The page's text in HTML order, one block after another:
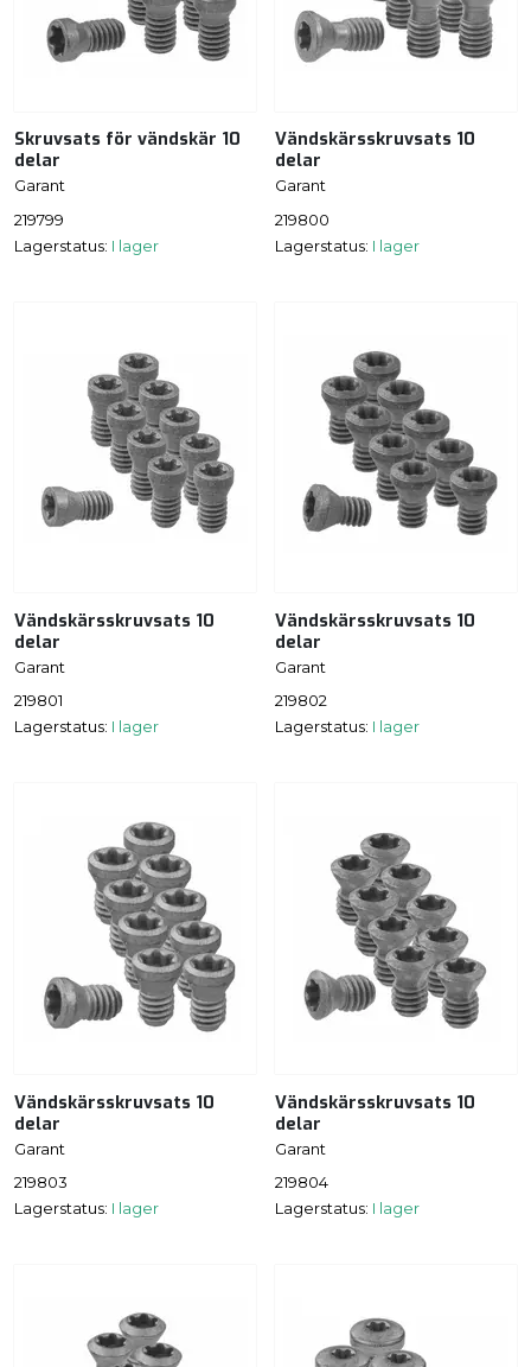
Skruvsats för vändskär 10
delar
Garant
219799
Lagerstatus: I lager
Vändskärsskruvsats 10
delar
Garant
219800
Lagerstatus: I lager
Vändskärsskruvsats 10
delar
Garant
219801
Lagerstatus: I lager
Vändskärsskruvsats 10
delar
Garant
219802
Lagerstatus: I lager
Vändskärsskruvsats 10
delar
Garant
219803
Lagerstatus: I lager
Vändskärsskruvsats 10
delar
Garant
219804
Lagerstatus: I lager